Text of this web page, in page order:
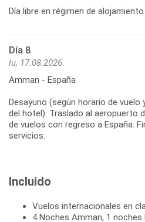
Día libre en régimen de
Día 8
lu, 17.08.2026
Amman - España
Desayuno (según horario de
del hotel). Traslado al aeropuerto
de vuelos con regreso a España.
servicios.
Incluido
Vuelos internacionales en
4 Noches Amman, 1 noches